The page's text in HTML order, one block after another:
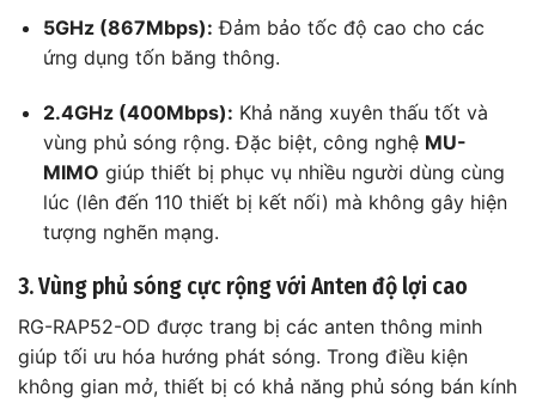
5GHz (867Mbps): Đảm bảo tốc độ cao cho các
ứng dụng tốn băng thông.
2.4GHz (400Mbps): Khả năng xuyên thấu tốt và
vùng phủ sóng rộng. Đặc biệt, công nghệ MU-
MIMO giúp thiết bị phục vụ nhiều người dùng cùng
lúc (lên đến 110 thiết bị kết nối) mà không gây hiện
tượng nghẽn mạng.
3. Vùng phủ sóng cực rộng với Anten độ lợi cao
RG-RAP52-OD được trang bị các anten thông minh
giúp tối ưu hóa hướng phát sóng. Trong điều kiện
không gian mở, thiết bị có khả năng phủ sóng bán kính